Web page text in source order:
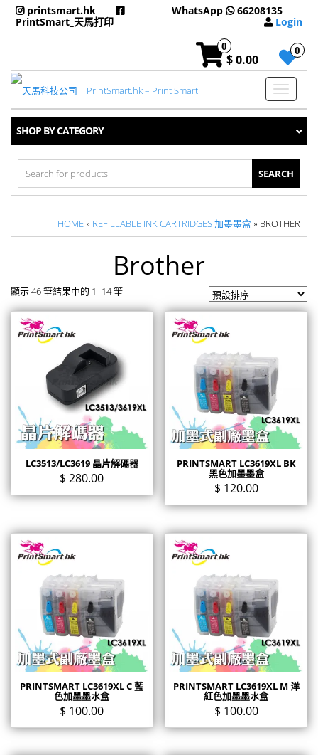
printsmart.hk
PrintSmart_天馬打印
WhatsApp
66208135
Login
0
$ 0.00
0
Toggle
SHOP BY CATEGORY
Search
for:
HOME» REFILLABLE INK CARTRIDGES 加墨墨盒» BROTHER
Brother
顯示 46 筆結果中的 1–14 筆
LC3513/LC3619 晶片解碼器
$ 280.00
PRINTSMART LC3619XL BK
黑色加墨墨盒
$ 120.00
PRINTSMART LC3619XL C 藍
色加墨墨水盒
$ 100.00
PRINTSMART LC3619XL M 洋
紅色加墨墨水盒
$ 100.00